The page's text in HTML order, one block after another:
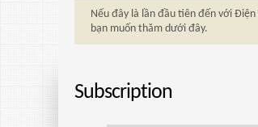
Nếu đây là lần đầu tiên đến với
bạn muốn thăm dưới đây.
Subscription